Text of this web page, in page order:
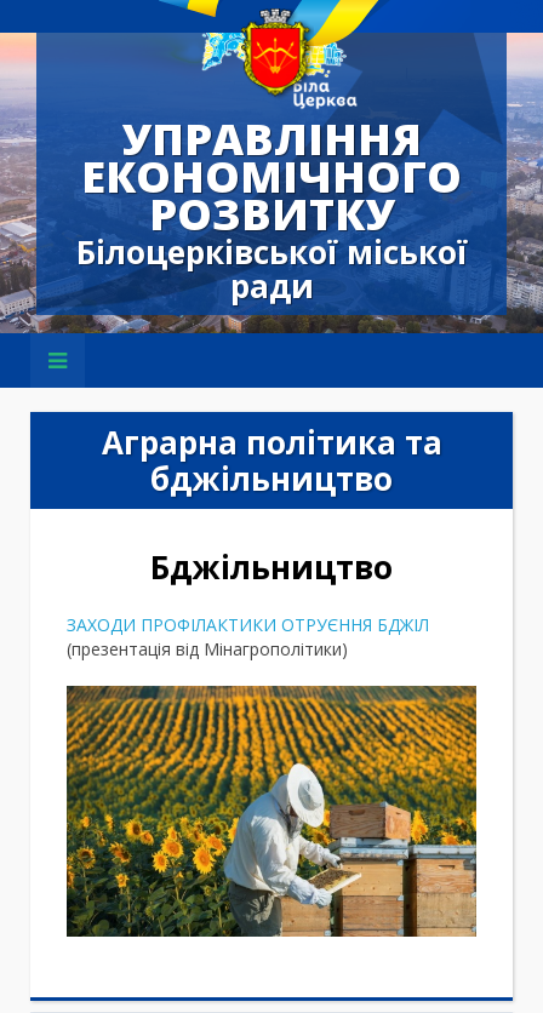
УПРАВЛІННЯ
ЕКОНОМІЧНОГО
РОЗВИТКУ
Білоцерківської міської
ради
Аграрна політика та
бджільництво
Бджільництво
ЗАХОДИ ПРОФІЛАКТИКИ ОТРУЄННЯ БДЖІЛ
(презентація від Мінагрополітики)